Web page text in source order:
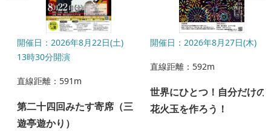
開催日：2026年8月22日(土)
13時30分開演
直線距離：591m
第二十四回みたす寄席（三
遊亭遊かり）
開催日：2026年8月27日(木)
直線距離：592m
世界にひとつ！自分だけの
花火玉を作ろう！